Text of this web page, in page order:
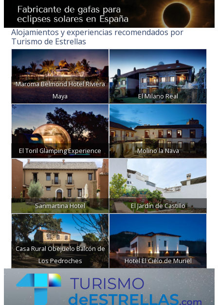
Alojamientos y experiencias recomendados por
Turismo de Estrellas
Maroma Belmond Hotel Riviera
Maya
El Milano Real
El Toril Glamping Experience Molino la Nava
Sanmartina Hotel El Jardín de Castillo
Casa Rural Obejuelo Balcón de
Los Pedroches
Hotel El Cielo de Muriel